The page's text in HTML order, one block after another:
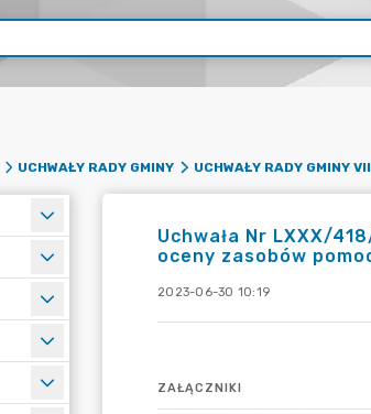
UCHWAŁY RADY GMINY UCHWAŁY RADY GMINY
Uchwała Nr LXXX/
oceny zasobów
2023-06-30 10:19
ZAŁĄCZNIKI